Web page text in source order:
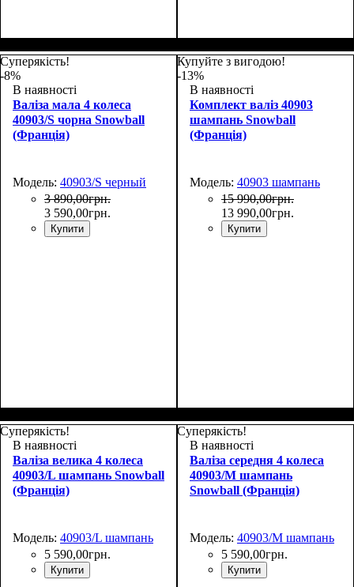
77х51х31+5
67х44х27+5
Суперякість!
-8%
В наявності
Валіза мала 4 колеса
40903/S чорна Snowball
(Франція)
Модель: 40903/S черный
3 890,00грн.
3 590,00грн.
Купити
55х38х24+5
Купуйте з вигодою!
-13%
В наявності
Комплект валіз 40903
шампань Snowball
(Франція)
Модель: 40903 шампань
15 990,00грн.
13 990,00грн.
Купити
Суперякість!
В наявності
Валіза велика 4 колеса
40903/L шампань Snowball
(Франція)
Модель: 40903/L шампань
5 590,00грн.
Купити
Суперякість!
В наявності
Валіза середня 4 колеса
40903/M шампань
Snowball (Франція)
Модель: 40903/M шампань
5 590,00грн.
Купити